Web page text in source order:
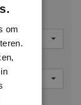
om